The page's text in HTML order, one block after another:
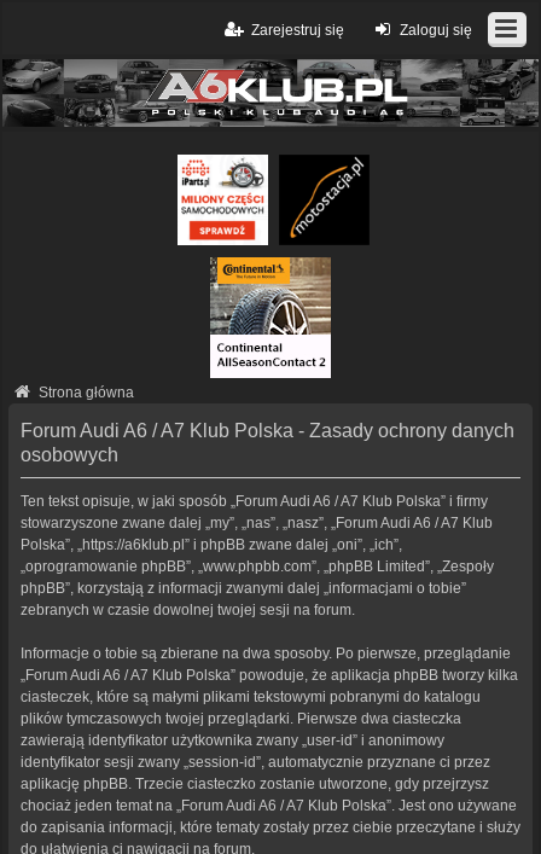
Zaloguj się
Zarejestruj się
Strona główna
Forum Audi A6 / A7 Klub Polska - Zasady ochrony danych
osobowych
Ten tekst opisuje, w jaki sposób „Forum Audi A6 / A7 Klub Polska” i firmy
stowarzyszone zwane dalej „my”, „nas”, „nasz”, „Forum Audi A6 / A7 Klub
Polska”, „https://a6klub.pl” i phpBB zwane dalej „oni”, „ich”,
„oprogramowanie phpBB”, „www.phpbb.com”, „phpBB Limited”, „Zespoły
phpBB”, korzystają z informacji zwanymi dalej „informacjami o tobie”
zebranych w czasie dowolnej twojej sesji na forum.
Informacje o tobie są zbierane na dwa sposoby. Po pierwsze, przeglądanie
„Forum Audi A6 / A7 Klub Polska” powoduje, że aplikacja phpBB tworzy kilka
ciasteczek, które są małymi plikami tekstowymi pobranymi do katalogu
plików tymczasowych twojej przeglądarki. Pierwsze dwa ciasteczka
zawierają identyfikator użytkownika zwany „user-id” i anonimowy
identyfikator sesji zwany „session-id”, automatycznie przyznane ci przez
aplikację phpBB. Trzecie ciasteczko zostanie utworzone, gdy przejrzysz
chociaż jeden temat na „Forum Audi A6 / A7 Klub Polska”. Jest ono używane
do zapisania informacji, które tematy zostały przez ciebie przeczytane i służy
do ułatwienia ci nawigacji na forum.